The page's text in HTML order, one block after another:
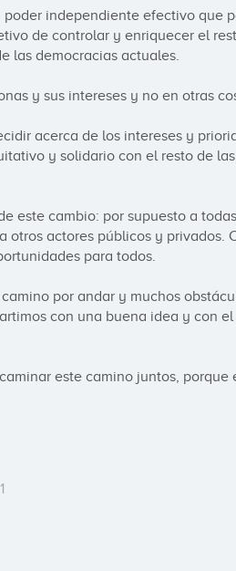
poder independiente efectivo que
de controlar y enriquecer el
las democracias actuales.
y sus intereses y no en otras
acerca de los intereses y
y solidario con el resto de
este cambio: por supuesto a
otros actores públicos y privados.
para todos.
por andar y muchos
con una buena idea y con
este camino juntos, porque
1